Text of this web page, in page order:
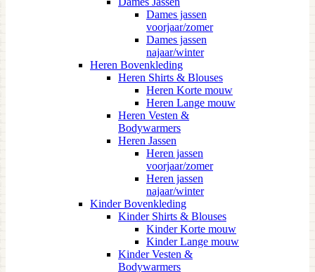
Dames jassen
voorjaar/zomer
Dames jassen
najaar/winter
Heren Bovenkleding
Heren Shirts & Blouses
Heren Korte mouw
Heren Lange mouw
Heren Vesten &
Bodywarmers
Heren Jassen
Heren jassen
voorjaar/zomer
Heren jassen
najaar/winter
Kinder Bovenkleding
Kinder Shirts & Blouses
Kinder Korte mouw
Kinder Lange mouw
Kinder Vesten &
Bodywarmers